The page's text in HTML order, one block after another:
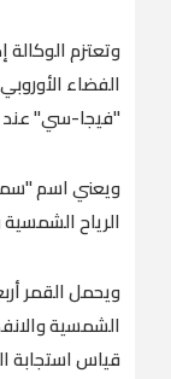
وتعتزم
الفضاء
"فيجا-سي" عند الساعة 0352 بتوقيت
ويعني اسم
الرياح
ويحمل القمر
الشمسية
قياس استجابة